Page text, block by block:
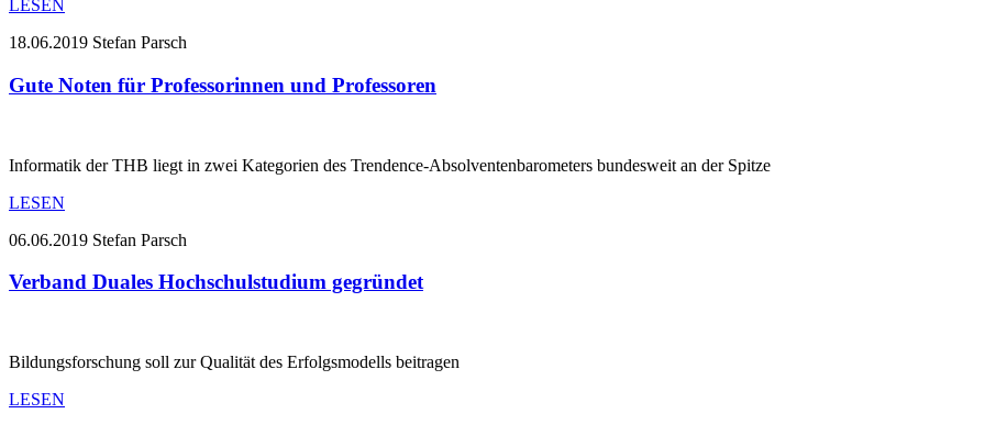
LESEN
18.06.2019 Stefan Parsch
Gute Noten für Professorinnen und Professoren
Informatik der THB liegt in zwei Kategorien des Trendence-Absolventenbarometers bundesweit an der Spitze
LESEN
06.06.2019 Stefan Parsch
Verband Duales Hochschulstudium gegründet
Bildungsforschung soll zur Qualität des Erfolgsmodells beitragen
LESEN